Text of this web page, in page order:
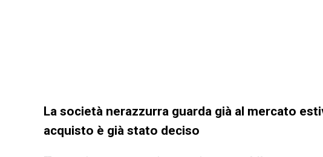
La società nerazzurra guarda già al mercato
acquisto è già stato deciso